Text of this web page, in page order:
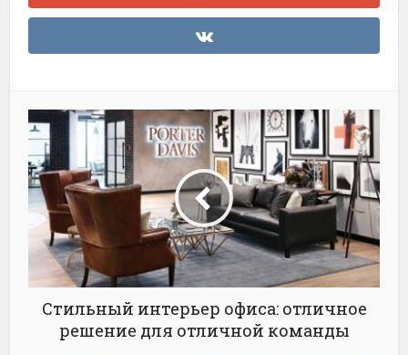
Стильный интерьер офиса: отличное
решение для отличной команды